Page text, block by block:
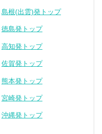
島根(出雲)発トップ
徳島発トップ
高知発トップ
佐賀発トップ
熊本発トップ
宮崎発トップ
沖縄発トップ